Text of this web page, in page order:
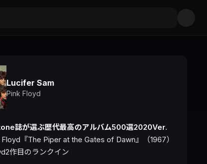
Lucifer Sam
Pink Floyd
誌が選ぶ歴代最高のアルバム500選2020Ver.
『The Piper at the Gates of Dawn』（1967）
作目のランクイン